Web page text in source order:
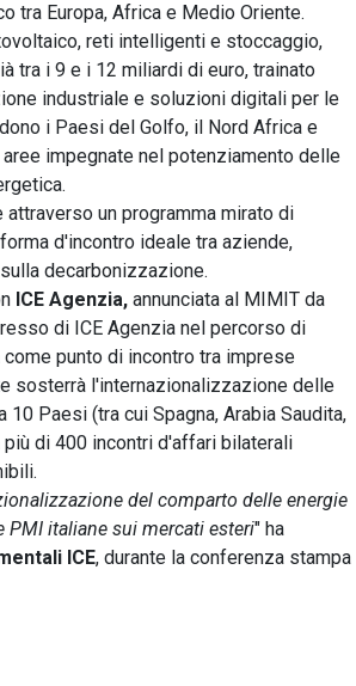
tra Europa, Africa e Medio Oriente.
reti intelligenti e stoccaggio,
tra i 9 e i 12 miliardi di euro, trainato
industriale e soluzioni digitali per le
i Paesi del Golfo, il Nord Africa e
impegnate nel potenziamento delle
un programma mirato di
d'incontro ideale tra aziende,
decarbonizzazione.
ICE Agenzia, annunciata al MIMIT da
di ICE Agenzia nel percorso di
punto di incontro tra imprese
sosterrà l'internazionalizzazione delle
Paesi (tra cui Spagna, Arabia Saudita,
di 400 incontri d'affari bilaterali
del comparto delle energie
PMI italiane sui mercati esteri" ha
ICE, durante la conferenza stampa